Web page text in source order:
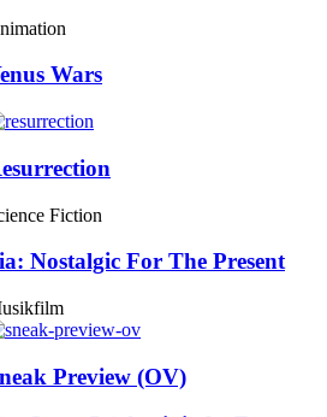
Wars
Fiction
Nostalgic For The Present
Preview (OV)